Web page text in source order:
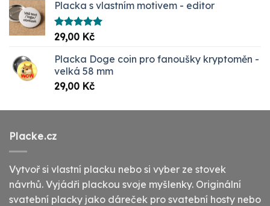
Placka s vlastním motivem - editor
Hodnocení
5.00
29,00 Kč
Placka Doge coin pro fanoušky kryptoměn -
velká 58 mm
29,00 Kč
Placke.cz
Vytvoř si vlastní placku nebo si vyber ze stovek
návrhů. Vyjádři plackou svoje myšlenky. Originální
svatební placky jako dáreček pro svatební hosty nebo